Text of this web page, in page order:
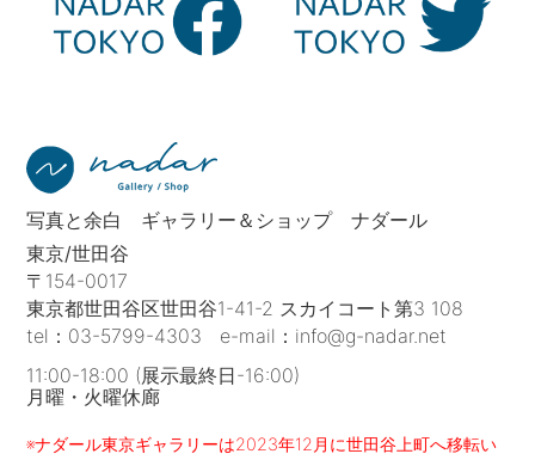
写真と余白 ギャラリー＆ショップ ナダール
東京/世田谷
〒154-0017
東京都世田谷区世田谷1-41-2 スカイコート第3 108
tel： 03-5799-4303 e-mail： info@g-nadar.net
11:00-18:00 (展示最終日-16:00)
月曜・火曜休廊
※ナダール東京ギャラリーは2023年12月に世田谷上町へ移転い